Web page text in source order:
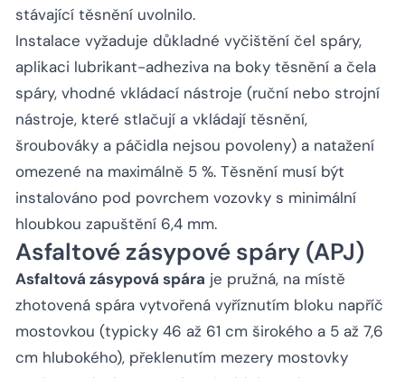
stávající těsnění uvolnilo.
Instalace vyžaduje důkladné vyčištění čel spáry,
aplikaci lubrikant-adheziva na boky těsnění a čela
spáry, vhodné vkládací nástroje (ruční nebo strojní
nástroje, které stlačují a vkládají těsnění,
šroubováky a páčidla nejsou povoleny) a natažení
omezené na maximálně 5 %. Těsnění musí být
instalováno pod povrchem vozovky s minimální
hloubkou zapuštění 6,4 mm.
Asfaltové zásypové spáry (APJ)
Asfaltová zásypová spára je pružná, na místě
zhotovená spára vytvořená vyříznutím bloku napříč
mostovkou (typicky 46 až 61 cm širokého a 5 až 7,6
cm hlubokého), překlenutím mezery mostovky